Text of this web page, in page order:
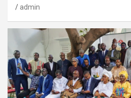
admin